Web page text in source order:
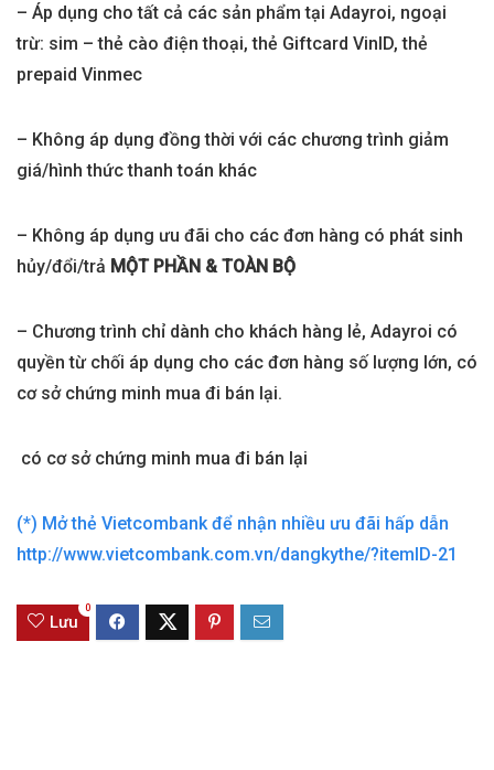
– Áp dụng cho tất cả các sản phẩm tại Adayroi, ngoại
trừ: sim – thẻ cào điện thoại, thẻ Giftcard VinID, thẻ
prepaid Vinmec
– Không áp dụng đồng thời với các chương trình giảm
giá/hình thức thanh toán khác
– Không áp dụng ưu đãi cho các đơn hàng có phát sinh
hủy/đổi/trả MỘT PHẦN & TOÀN BỘ
– Chương trình chỉ dành cho khách hàng lẻ, Adayroi có
quyền từ chối áp dụng cho các đơn hàng số lượng lớn, có
cơ sở chứng minh mua đi bán lại.
có cơ sở chứng minh mua đi bán lại
(*) Mở thẻ Vietcombank để nhận nhiều ưu đãi hấp dẫn
http://www.vietcombank.com.vn/dangkythe/?itemID-21
Lưu
0